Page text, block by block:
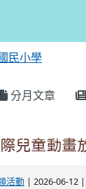
民小學
分月文章
兒童動畫
活動 | 2026-06-12